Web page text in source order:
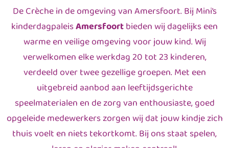
De Crèche in de omgeving van Amersfoort. Bij Mini’s
kinderdagpaleisAmersfoortbieden wij dagelijks een
warme en veilige omgeving voor jouw kind. Wij
verwelkomen elke werkdag 20 tot 23 kinderen,
verdeeld over twee gezellige groepen. Met een
uitgebreid aanbod aan leeftijdsgerichte
speelmaterialen en de zorg van enthousiaste, goed
opgeleide medewerkers zorgen wij dat jouw kindje zich
thuis voelt en niets tekortkomt. Bij ons staat spelen,